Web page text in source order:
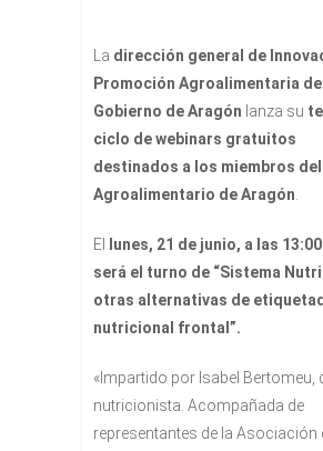
La dirección general de
Promoción Agroalimentaria de
Gobierno de Aragón lanza su
ciclo de webinars gratuitos
destinados a los miembros
Agroalimentario de Aragón
El
lunes, 21 de junio, a las
será el turno de “Sistema
otras alternativas de
nutricional frontal”.
«I mpartido por Isabel Bertomeu,
nutricionista. Acompañada de
representantes de la Asociación